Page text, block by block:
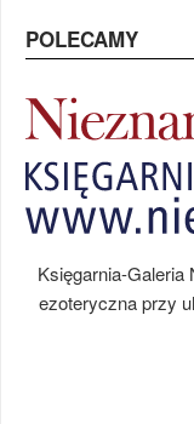
POLECAMY
Księgarnia-Galeria
ezoteryczna przy